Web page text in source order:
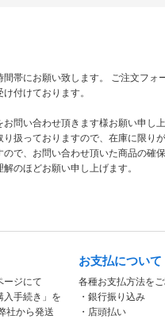
帯にお願い致します。 ご注文フォ
付けております。
問い合わせ頂きます様お願い申し
扱っておりますので、在庫に限り
で、お問い合わせ頂いた商品の確
のほどお願い申し上げます。
ージにて
入手続き」を
社から発送
お支払について
各種お支払方法をご
・銀行振り込み
・店頭払い